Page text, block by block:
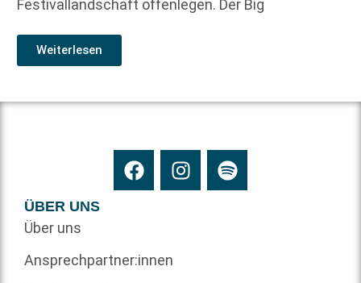
Festivallandschaft offenlegen. Der Big
Weiterlesen
ÜBER UNS
Über uns
Ansprechpartner:innen